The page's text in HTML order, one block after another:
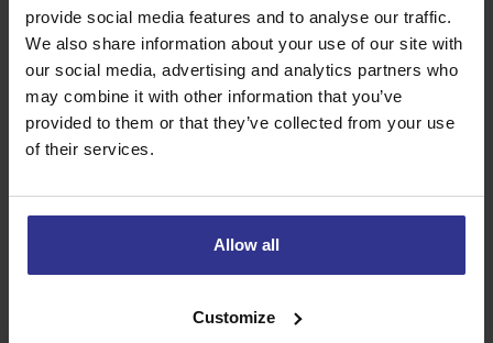
provide social media features and to analyse our traffic.
We also share information about your use of our site with
our social media, advertising and analytics partners who
may combine it with other information that you’ve
provided to them or that they’ve collected from your use
of their services.
Allow all
Customize
Gratis 100 km
Luxe personenwagen
€139,15 / dag (Incl. BTW)
MEER INFORMATIE
Ontdek het Uitgebreide Wagenpark van Van Gent